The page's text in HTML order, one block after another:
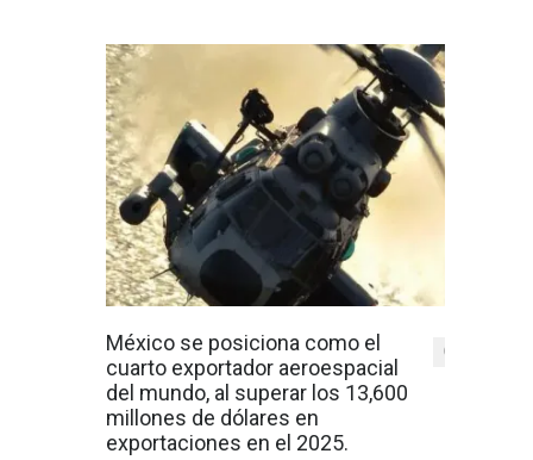
México se posiciona como el
cuarto exportador aeroespacial
del mundo, al superar los 13,600
millones de dólares en
exportaciones en el 2025.
0